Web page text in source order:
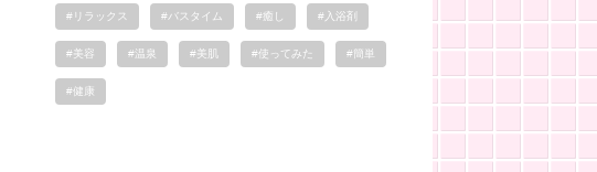
#リラックス #バスタイム #癒し #入浴剤
#美容 #温泉 #美肌 #使ってみた #簡単
#健康